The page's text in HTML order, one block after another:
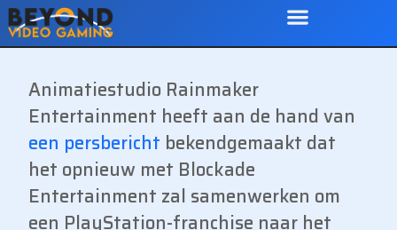
Animatiestudio Rainmaker
Entertainment heeft aan de hand van
een persbericht bekendgemaakt dat
het opnieuw met Blockade
Entertainment zal samenwerken om
een PlayStation-franchise naar het